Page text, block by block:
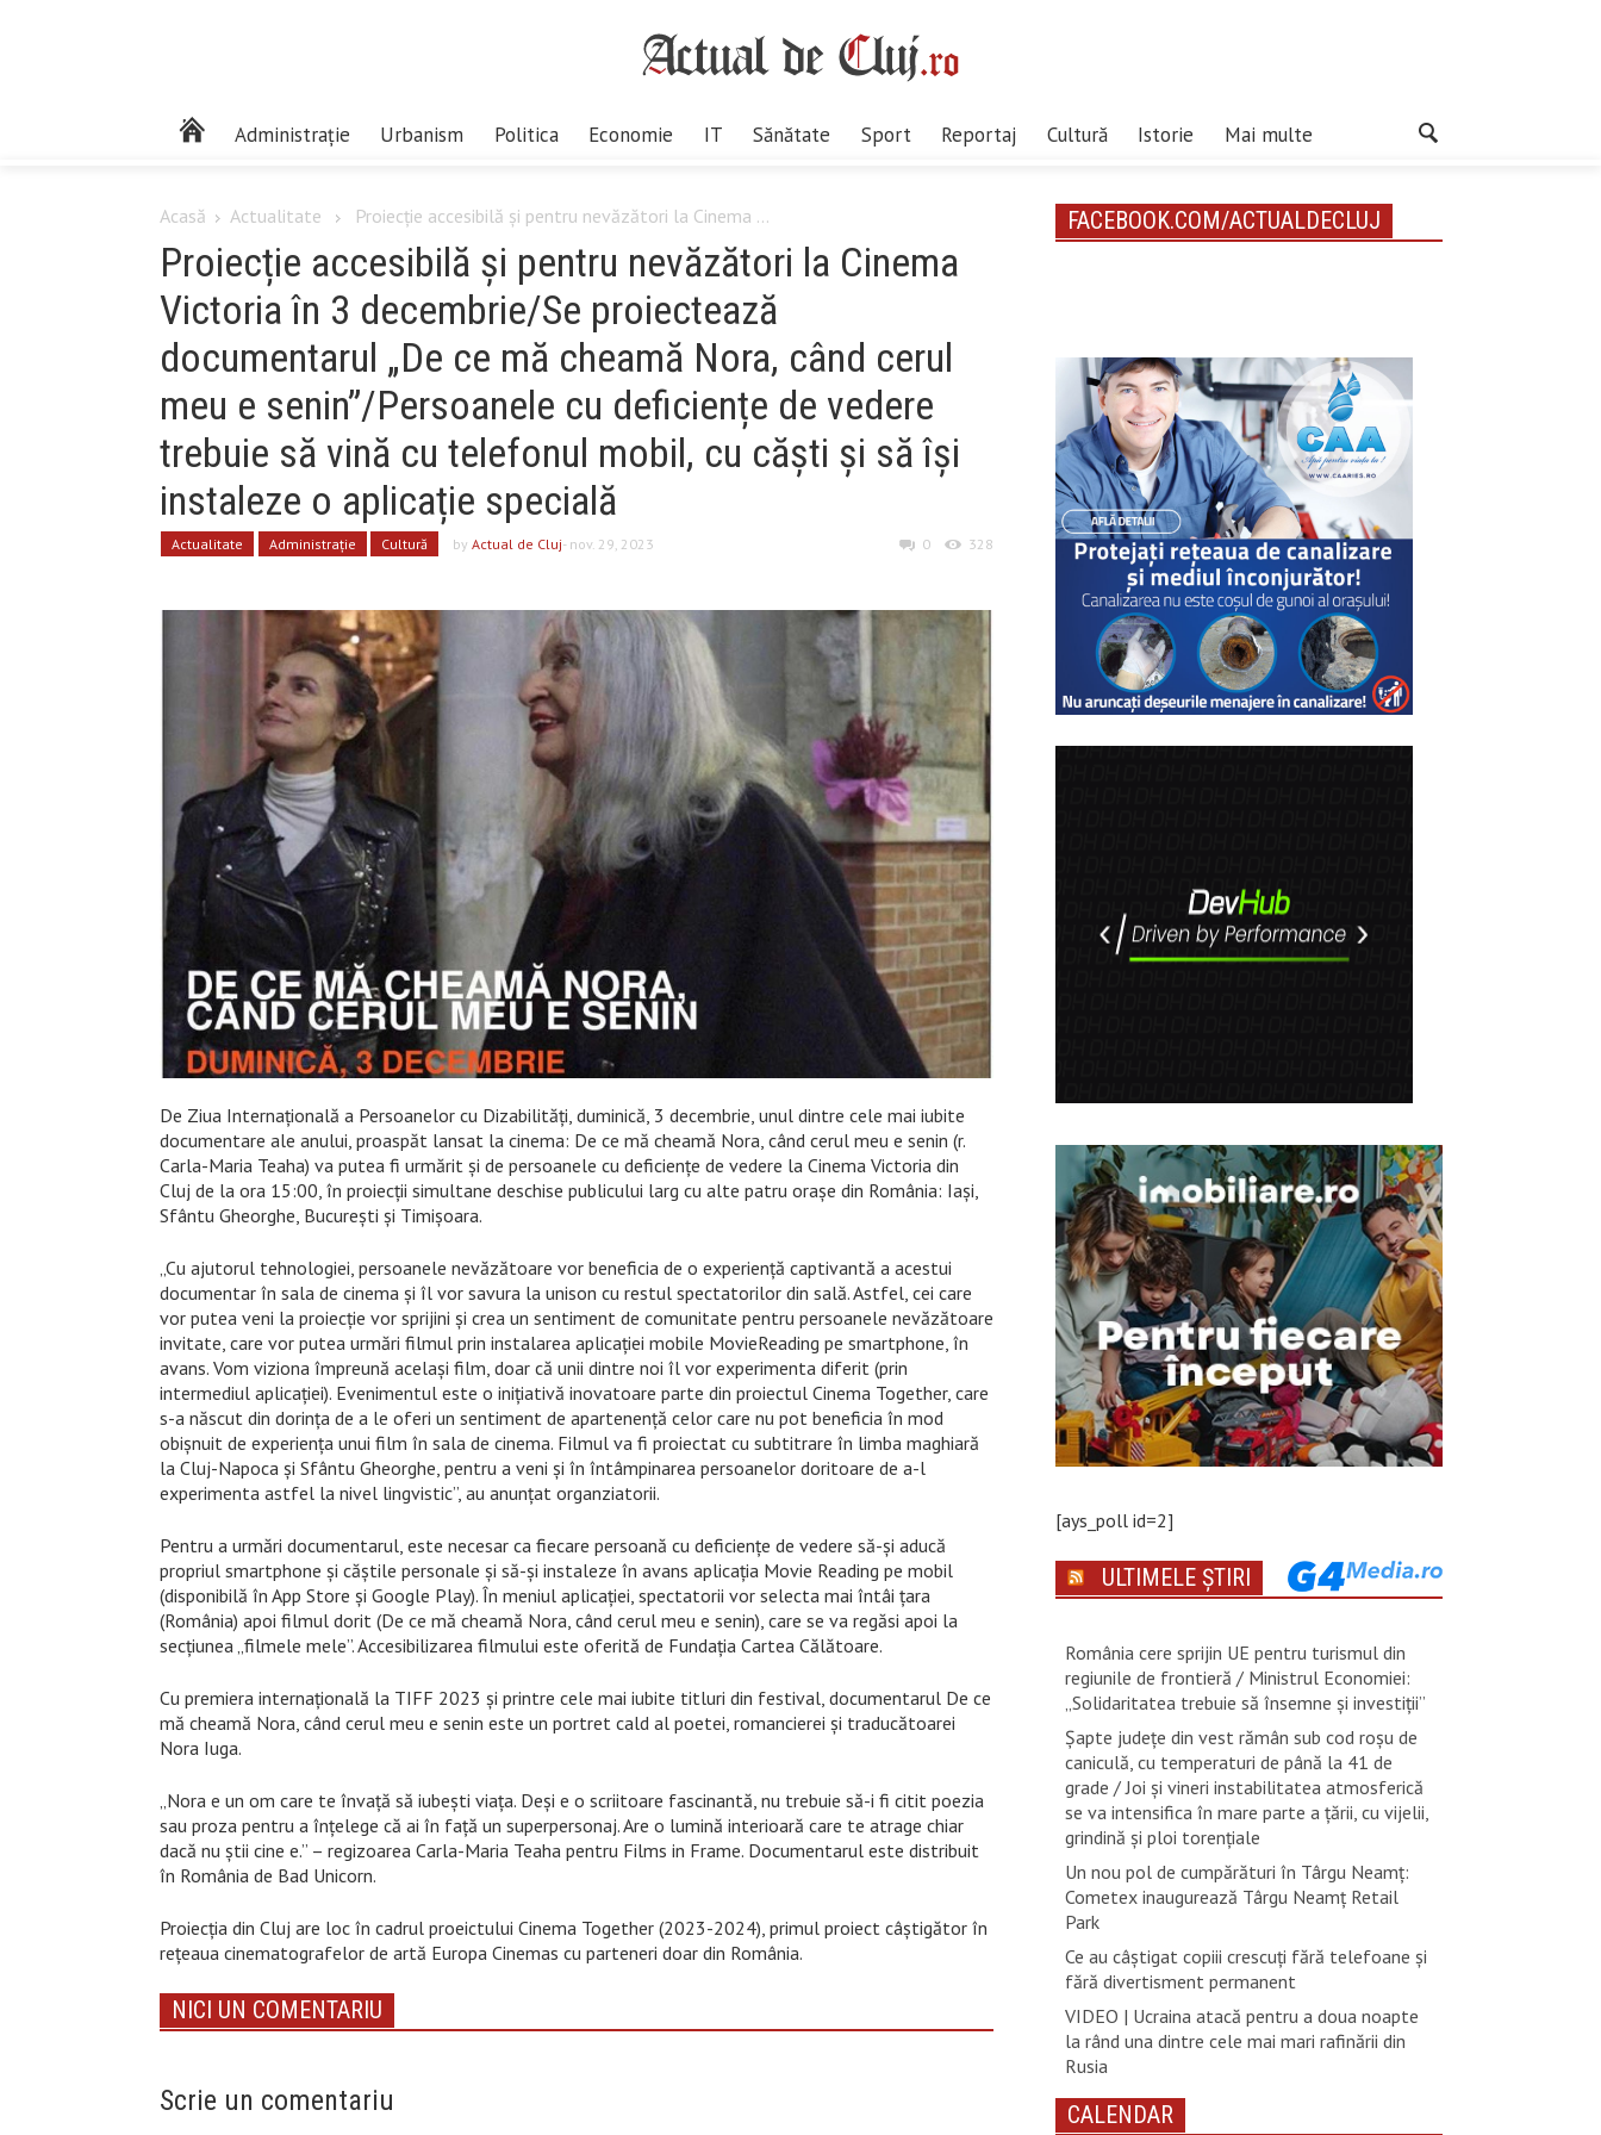
Administrație Urbanism Politica Economie IT Sănătate Sport Reportaj Cultură Istorie Mai multe
Acasă Actualitate Proiecție accesibilă și pentru nevăzători la Cinema ...
Proiecție accesibilă și pentru nevăzători la Cinema
Victoria în 3 decembrie/Se proiectează
documentarul „De ce mă cheamă Nora, când cerul
meu e senin”/Persoanele cu deficiențe de vedere
trebuie să vină cu telefonul mobil, cu căști și să își
instaleze o aplicație specială
Actualitate Administrație Cultură byActual de Cluj- nov. 29, 2023 0 328
De Ziua Internațională a Persoanelor cu Dizabilități, duminică, 3 decembrie, unul dintre cele mai iubite
documentare ale anului, proaspăt lansat la cinema: De ce mă cheamă Nora, când cerul meu e senin (r.
Carla-Maria Teaha) va putea fi urmărit și de persoanele cu deficiențe de vedere la Cinema Victoria din
Cluj de la ora 15:00, în proiecții simultane deschise publicului larg cu alte patru orașe din România: Iași,
Sfântu Gheorghe, București și Timișoara.
„Cu ajutorul tehnologiei, persoanele nevăzătoare vor beneficia de o experiență captivantă a acestui
documentar în sala de cinema și îl vor savura la unison cu restul spectatorilor din sală. Astfel, cei care
vor putea veni la proiecție vor sprijini și crea un sentiment de comunitate pentru persoanele nevăzătoare
invitate, care vor putea urmări filmul prin instalarea aplicației mobile MovieReading pe smartphone, în
avans. Vom viziona împreună același film, doar că unii dintre noi îl vor experimenta diferit (prin
intermediul aplicației). Evenimentul este o inițiativă inovatoare parte din proiectul Cinema Together, care
s-a născut din dorința de a le oferi un sentiment de apartenență celor care nu pot beneficia în mod
obișnuit de experiența unui film în sala de cinema. Filmul va fi proiectat cu subtitrare în limba maghiară
la Cluj-Napoca și Sfântu Gheorghe, pentru a veni și în întâmpinarea persoanelor doritoare de a-l
experimenta astfel la nivel lingvistic”, au anunțat organziatorii.
Pentru a urmări documentarul, este necesar ca fiecare persoană cu deficiențe de vedere să-și aducă
propriul smartphone și căștile personale și să-și instaleze în avans aplicația Movie Reading pe mobil
(disponibilă în App Store și Google Play). În meniul aplicației, spectatorii vor selecta mai întâi țara
(România) apoi filmul dorit (De ce mă cheamă Nora, când cerul meu e senin), care se va regăsi apoi la
secțiunea „filmele mele”. Accesibilizarea filmului este oferită de Fundația Cartea Călătoare.
Cu premiera internațională la TIFF 2023 și printre cele mai iubite titluri din festival, documentarul De ce
mă cheamă Nora, când cerul meu e senin este un portret cald al poetei, romancierei și traducătoarei
Nora Iuga.
„Nora e un om care te învață să iubești viața. Deși e o scriitoare fascinantă, nu trebuie să-i fi citit poezia
sau proza pentru a înțelege că ai în față un superpersonaj. Are o lumină interioară care te atrage chiar
dacă nu știi cine e.” – regizoarea Carla-Maria Teaha pentru Films in Frame. Documentarul este distribuit
în România de Bad Unicorn.
Proiecția din Cluj are loc în cadrul proeictului Cinema Together (2023-2024), primul proiect câștigător în
rețeaua cinematografelor de artă Europa Cinemas cu parteneri doar din România.
NICI UN COMENTARIU
Scrie un comentariu
FACEBOOK.COM/ACTUALDECLUJ
[ays_poll id=2]
ULTIMELE ȘTIRI
România cere sprijin UE pentru turismul din
regiunile de frontieră / Ministrul Economiei:
„Solidaritatea trebuie să însemne și investiții”
Șapte județe din vest rămân sub cod roșu de
caniculă, cu temperaturi de până la 41 de
grade / Joi și vineri instabilitatea atmosferică
se va intensifica în mare parte a țării, cu vijelii,
grindină și ploi torențiale
Un nou pol de cumpărături în Târgu Neamț:
Cometex inaugurează Târgu Neamț Retail
Park
Ce au câștigat copiii crescuți fără telefoane și
fără divertisment permanent
VIDEO | Ucraina atacă pentru a doua noapte
la rând una dintre cele mai mari rafinării din
Rusia
CALENDAR